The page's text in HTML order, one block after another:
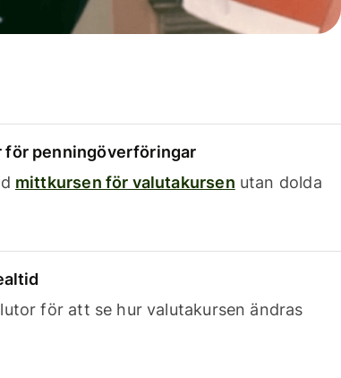
för penningöverföringar
mittkursen för valutakursen utan dolda
för att se hur valutakursen ändras